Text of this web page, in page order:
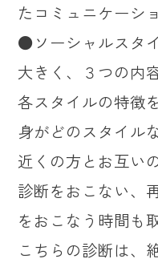
たコミュニケーシ
●ソーシャルスタ
大きく、３つの内
各スタイルの特徴
身がどのスタイル
近くの方とお互い
診断をおこない、
をおこなう時間も
こちらの診断は、